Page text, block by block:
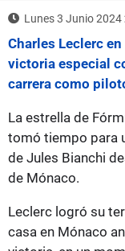
Lunes 3 Junio 2024
Charles Leclerc
victoria especial
carrera como
La estrella de
tomó tiempo para
de Jules Bianchi
de Mónaco.
Leclerc logró su
casa en Mónaco